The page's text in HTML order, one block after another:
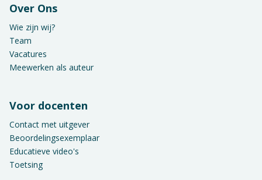
Over Ons
Wie zijn wij?
Team
Vacatures
Meewerken als auteur
Voor docenten
Contact met uitgever
Beoordelingsexemplaar
Educatieve video's
Toetsing